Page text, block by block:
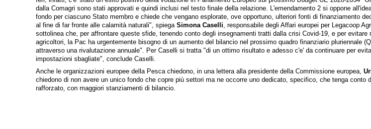
dalla Comagri sono stati approvati e quindi inclusi nel testo finale della relazione. L'emendamento 2 si oppone
fondo per ciascuno Stato membro e chiede che vengano esplorate, ove opportuno, ulteriori fonti di finanziamento
al fine di far fronte alle calamità naturali", spiega Simona Caselli, responsabile degli Affari europei per Legacoop
sottolinea che, per affrontare queste sfide, tenendo conto degli insegnamenti tratti dalla crisi Covid-19, e per evitare
agricoltori, la Pac ha urgentemente bisogno di un aumento del bilancio nel prossimo quadro finanziario pluriennale
attraverso una rivalutazione annuale". Per Caselli si tratta "di un ottimo risultato e adesso c'e' da continuare per
impostazioni sbagliate", conclude Caselli.
Anche le organizzazioni europee della Pesca chiedono, in una lettera alla presidente della Commissione europea,
chiedono di non avere un unico fondo che copre più settori ma ne occorre uno dedicato, specifico, che tenga conto
rafforzato, con maggiori stanziamenti di bilancio.